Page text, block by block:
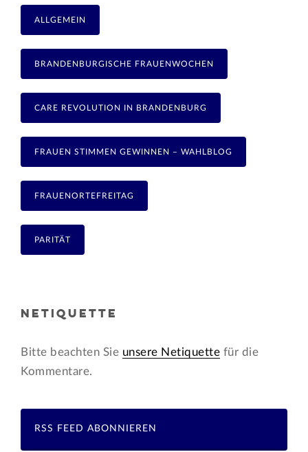
ALLGEMEIN
BRANDENBURGISCHE FRAUENWOCHEN
CARE REVOLUTION IN BRANDENBURG
FRAUEN STIMMEN GEWINNEN – WAHLBLOG
FRAUENORTEFREITAG
PARITÄT
NETIQUETTE
Bitte beachten Sie unsere Netiquette für die
Kommentare.
RSS FEED ABONNIEREN